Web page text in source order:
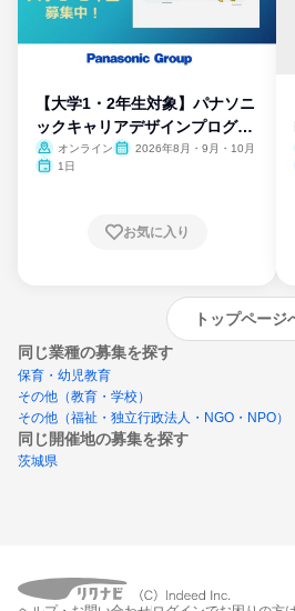
【大学1・2年生対象】パナソニ
ックキャリアデザインプログラ
ム
オンライン
2026年8月・9月・10月
1日
お気に入り
トップページ
同じ業種の募集を探す
保育・幼児教育
その他（教育・学校）
その他（福祉・独立行政法人・NGO・NPO）
同じ開催地の募集を探す
茨城県
エントリーするとプロ